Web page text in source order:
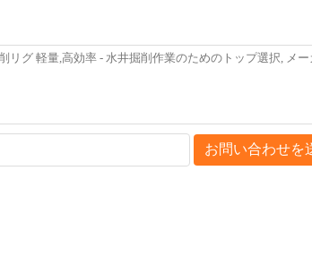
お問い合わせを